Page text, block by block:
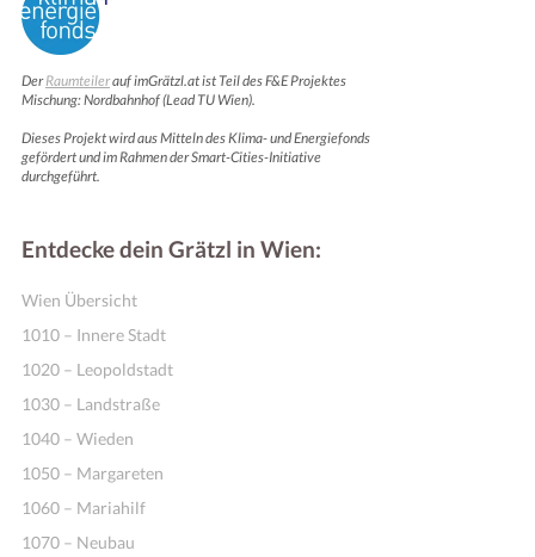
DerRaumteilerauf imGrätzl.at ist Teil des F&E Projektes
Mischung: Nordbahnhof (Lead TU Wien).
Dieses Projekt wird aus Mitteln des Klima- und Energiefonds
gefördert und im Rahmen der Smart-Cities-Initiative
durchgeführt.
Entdecke dein Grätzl in Wien:
Wien Übersicht
1010 – Innere Stadt
1020 – Leopoldstadt
1030 – Landstraße
1040 – Wieden
1050 – Margareten
1060 – Mariahilf
1070 – Neubau